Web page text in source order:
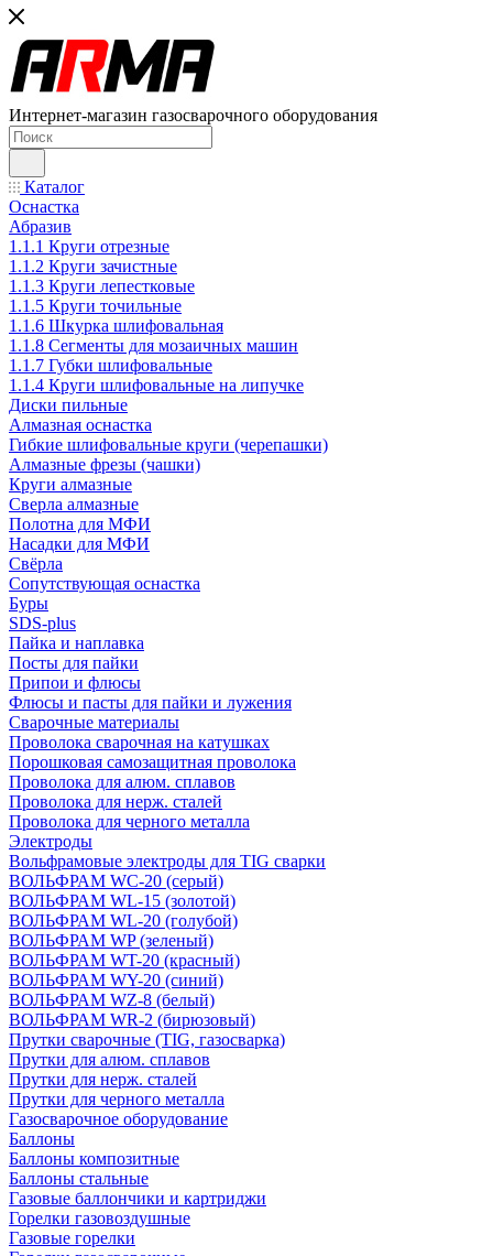
Интернет-магазин газосварочного оборудования
Каталог
Оснастка
Абразив
1.1.1 Круги отрезные
1.1.2 Круги зачистные
1.1.3 Круги лепестковые
1.1.5 Круги точильные
1.1.6 Шкурка шлифовальная
1.1.8 Сегменты для мозаичных машин
1.1.7 Губки шлифовальные
1.1.4 Круги шлифовальные на липучке
Диски пильные
Алмазная оснастка
Гибкие шлифовальные круги (черепашки)
Алмазные фрезы (чашки)
Круги алмазные
Сверла алмазные
Полотна для МФИ
Насадки для МФИ
Свёрла
Сопутствующая оснастка
Буры
SDS-plus
Пайка и наплавка
Посты для пайки
Припои и флюсы
Флюсы и пасты для пайки и лужения
Сварочные материалы
Проволока сварочная на катушках
Порошковая самозащитная проволока
Проволока для алюм. сплавов
Проволока для нерж. сталей
Проволока для черного металла
Электроды
Вольфрамовые электроды для TIG сварки
ВОЛЬФРАМ WC-20 (серый)
ВОЛЬФРАМ WL-15 (золотой)
ВОЛЬФРАМ WL-20 (голубой)
ВОЛЬФРАМ WP (зеленый)
ВОЛЬФРАМ WT-20 (красный)
ВОЛЬФРАМ WY-20 (синий)
ВОЛЬФРАМ WZ-8 (белый)
ВОЛЬФРАМ WR-2 (бирюзовый)
Прутки сварочные (TIG, газосварка)
Прутки для алюм. сплавов
Прутки для нерж. сталей
Прутки для черного металла
Газосварочное оборудование
Баллоны
Баллоны композитные
Баллоны стальные
Газовые баллончики и картриджи
Горелки газовоздушные
Газовые горелки